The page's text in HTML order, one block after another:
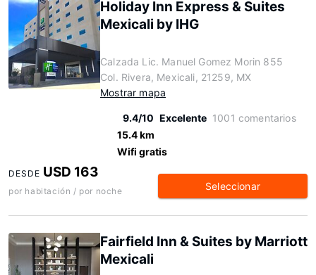
Holiday Inn Express & Suites
Mexicali by IHG
Calzada Lic. Manuel Gomez Morin 855
Col. Rivera, Mexicali, 21259, MX
Mostrar mapa
9.4/10 Excelente 1001 comentarios
15.4 km
Wifi gratis
DESDE USD 163
por habitación / por noche Seleccionar
Fairfield Inn & Suites by Marriott
Mexicali